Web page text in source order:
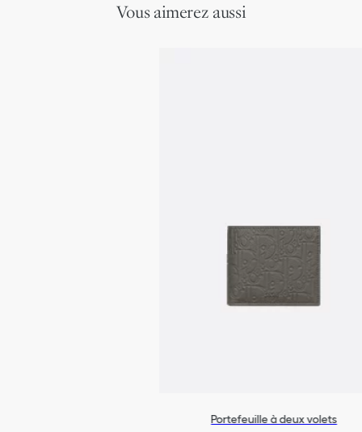
Vous aimerez aussi
Portefeuille à deux volets